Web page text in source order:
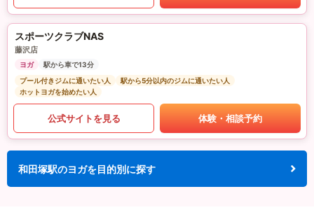
スポーツクラブNAS
藤沢店
ヨガ
駅から車で13分
プール付きジムに通いたい人
駅から5分以内のジムに通いたい人
ホットヨガを始めたい人
公式サイトを見る 体験・相談予約
和田塚駅のヨガを目的別に探す